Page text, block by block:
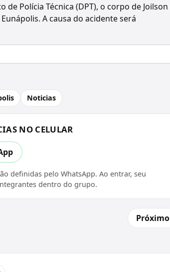
Polícia Técnica (DPT), o corpo de Joilson
A causa do acidente será
Noticias
NO CELULAR
definidas pelo WhatsApp. Ao entrar, seu
dentro do grupo.
Próximo